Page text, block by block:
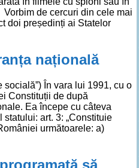
de cercuri din cele mai
doi președinți ai Statelor
națională
În vara lui 1991, cu o
Constituții de după
Ea începe cu câteva
art. 3: „Constituie
următoarele: a)
să